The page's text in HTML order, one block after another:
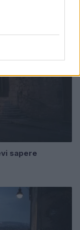
sapere